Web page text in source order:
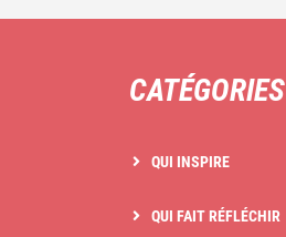
CATÉGORIES
QUI INSPIRE
QUI FAIT RÉFLÉCHIR